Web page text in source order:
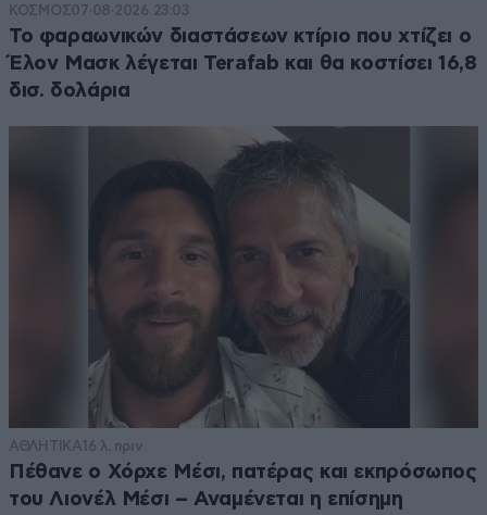
ΚΟΣΜΟΣ07·08·2026 23:03
Το φαραωνικών διαστάσεων κτίριο που χτίζει ο
Έλον Μασκ λέγεται Terafab και θα κοστίσει 16,8
δισ. δολάρια
ΑΘΛΗΤΙΚΑ16 λ. πριν
Πέθανε ο Χόρχε Μέσι, πατέρας και εκπρόσωπος
του Λιονέλ Μέσι – Αναμένεται η επίσημη